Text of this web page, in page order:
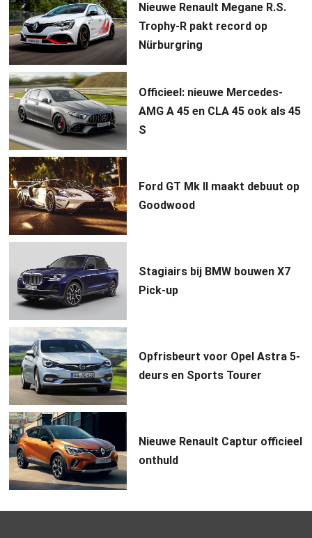
Nieuwe Renault Megane R.S.
Trophy-R pakt record op
Nürburgring
Officieel: nieuwe Mercedes-
AMG A 45 en CLA 45 ook als 45
S
Ford GT Mk II maakt debuut op
Goodwood
Stagiairs bij BMW bouwen X7
Pick-up
Opfrisbeurt voor Opel Astra 5-
deurs en Sports Tourer
Nieuwe Renault Captur officieel
onthuld